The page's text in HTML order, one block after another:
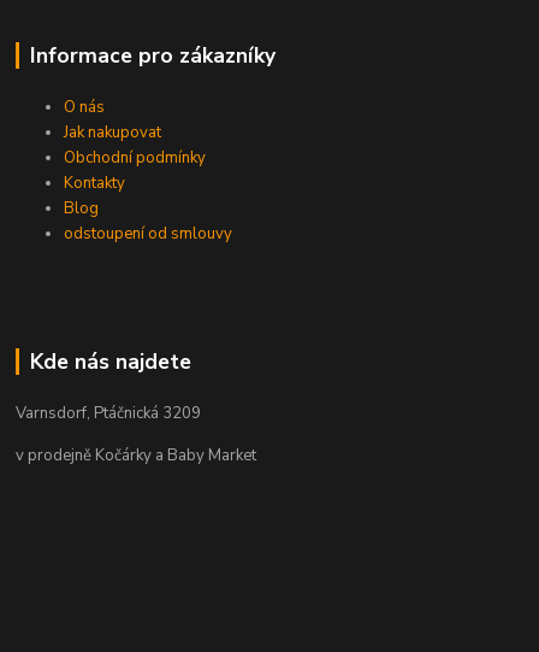
Informace pro zákazníky
O nás
Jak nakupovat
Obchodní podmínky
Kontakty
Blog
odstoupení od smlouvy
Kde nás najdete
Varnsdorf, Ptáčnická 3209
v prodejně Kočárky a Baby Market